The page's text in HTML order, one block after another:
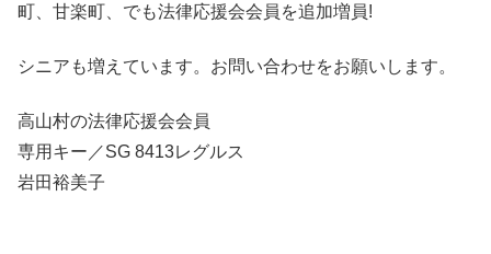
町、甘楽町、でも法律応援会会員を追加増員!
シニアも増えています。お問い合わせをお願いします。
高山村の法律応援会会員
専用キー／SG 8413レグルス
岩田裕美子